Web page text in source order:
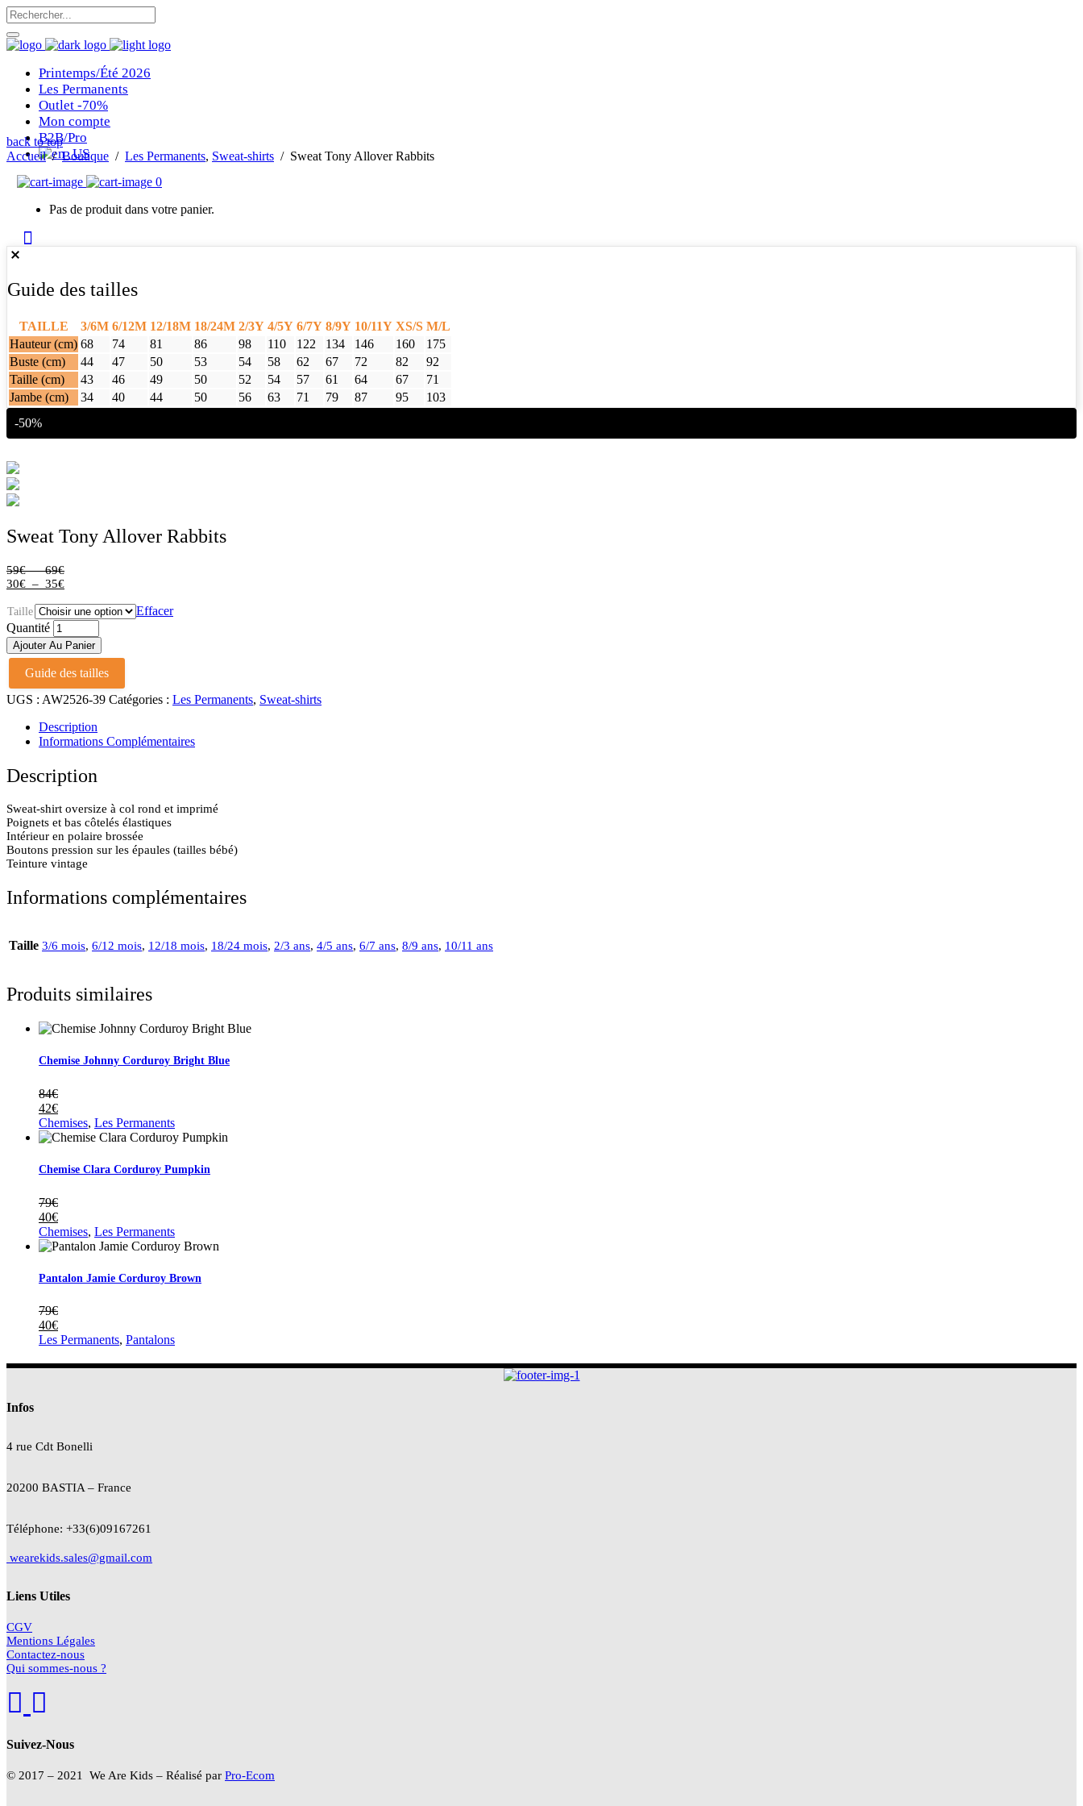
Printemps/Été 2026
Les Permanents
Outlet -70%
Mon compte
B2B/Pro
0
Pas de produit dans votre panier.
back to top
Accueil/Boutique / Les Permanents, Sweat-shirts / Sweat Tony Allover Rabbits
Guide des tailles
TAILLE 3/6M 6/12M 12/18M 18/24M 2/3Y 4/5Y 6/7Y 8/9Y 10/11Y XS/S M/L
Hauteur (cm) 68 74 81 86 98 110 122 134 146 160
175
Buste (cm)
44 47 50 53 54 58 62 67 72 82
92
Taille (cm)
43 46 49 50 52 54 57 61 64 67
71
Jambe (cm)
34 40 44 50 56 63 71 79 87 95
103
-50%
Sweat Tony Allover Rabbits
59€ – 69€Plage
de
59€
à
69€
30€ – 35€Plage
prix :
30€
à
35€
Taille Effacer
Sweat
Tony
Allover
Rabbits
quantité
Quantité
Ajouter Au Panier
Guide des tailles
UGS : AW2526-39 Catégories : Les Permanents, Sweat-shirts
Description
Informations Complémentaires
Description
Sweat-shirt oversize à col rond et imprimé
Poignets et bas côtelés élastiques
Intérieur en polaire brossée
Boutons pression sur les épaules (tailles bébé)
Teinture vintage
Informations complémentaires
Taille 3/6 mois, 6/12 mois, 12/18 mois, 18/24 mois, 2/3 ans, 4/5 ans, 6/7 ans, 8/9 ans, 10/11 ans
Produits similaires
Chemise Johnny Corduroy Bright Blue
84€
42€
Chemises, Les Permanents
Chemise Clara Corduroy Pumpkin
79€
40€
Chemises, Les Permanents
Pantalon Jamie Corduroy Brown
79€
40€
Les Permanents, Pantalons
Infos
4 rue Cdt Bonelli
20200 BASTIA – France
Téléphone: +33(6)09167261
wearekids.sales@gmail.com
Liens Utiles
CGV
Mentions Légales
Contactez-nous
Qui sommes-nous ?
Suivez-Nous
© 2017 – 2021 We Are Kids – Réalisé par Pro-Ecom